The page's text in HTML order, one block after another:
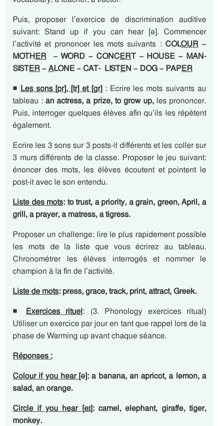
Puis, proposer l’exercice de discrimination auditive
suivant: Stand up if you can hear [ə]. Commencer
l’activité et prononcer les mots suivants : COLOUR–
MOTHER – WORD – CONCERT – HOUSE – MAN-
SISTER–ALONE – CAT- LISTEN – DOG – PAPER
◾ Les sons [pr], [tr] et [gr]: Ecrire les mots suivants au
tableau :an actress, a prize, to grow up, les prononcer.
Puis, interroger quelques élèves afin qu’ils les répètent
également.
Ecrire les 3 sons sur 3 posts-it différents et les coller sur
3 murs différents de la classe. Proposer le jeu suivant:
énoncer des mots, les élèves écoutent et pointent le
post-it avec le son entendu.
Liste des mots: totrust, apriority, agrain, green, April, a
grill, aprayer, a matress, a tigress.
Proposer un challenge: lire le plus rapidement possible
les mots de la liste que vous écrirez au tableau.
Chronométrer les élèves interrogés et nommer le
champion à la fin de l’activité.
Liste de mots:press, grace, track, print, attract, Greek.
◾
Exercices rituel: (3. Phonology exercices ritual)
Utiliser un exercice par jour en tant que rappel lors de la
phase de Warming up avant chaque séance.
Réponses :
Colour if you hear [ə]: a banana, an apricot, a lemon, a
salad, an orange.
Circle if you hear [eɪ]: camel, elephant, giraffe, tiger,
monkey.